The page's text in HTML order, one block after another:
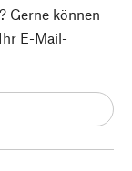
Gerne können
E-Mail-